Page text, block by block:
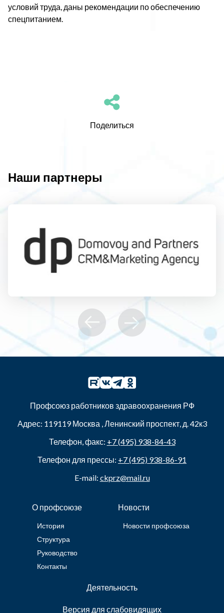
условий труда, даны рекомендации по обеспечению
спецпитанием.
Поделиться
Наши партнеры
Профсоюз работников здравоохранения РФ
Адрес: 119119Москва Ленинский проспект, д. 42к3
Телефон, факс: +7 (495) 938-84-43
Телефон для прессы: +7 (495) 938-86-91
E-mail: ckprz@mail.ru
О профсоюзе
История
Структура
Руководство
Контакты
Новости
Новости профсоюза
Деятельность
Версия для слабовидящих